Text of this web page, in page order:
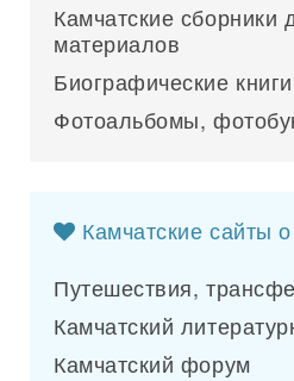
Камчатские сборники
материалов
Биографические
Фотоальбомы,
Камчатские сайты
Путешествия,
Камчатский
Камчатский форум